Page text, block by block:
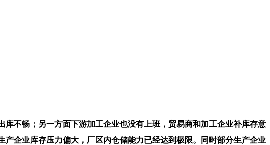
不畅；另一方面下游加工企业也没有上班，贸易商和加工企业补库存意
企业库存压力偏大，厂区内仓储能力已经达到极限。同时部分生产企业